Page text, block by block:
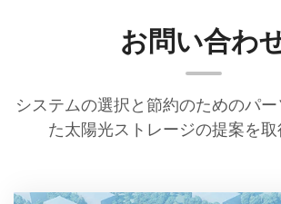
答時間を確保し、あらゆる問題
なソリューションを提供します
の品質、輸送、メンテナンスに
は、保証期間内の費用を負担し
ポート デルのアフターサービス
スを維持し続けるように専門的
お問い合わ
システムの選択と節約のためのパ
た太陽光ストレージの提案を取